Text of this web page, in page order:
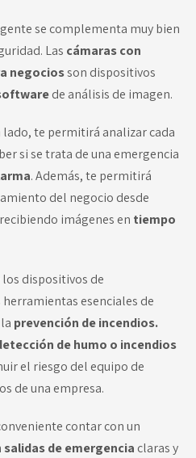
se complementa muy bien
Las cámaras con
negociosson dispositivos
de análisis de imagen.
lado, te permitirá analizar cada
si se trata de una emergencia
. Además, te permitirá
del negocio desde
imágenes en tiempo
los dispositivos de
herramientas esenciales de
prevención de incendios.
de humo o incendios
el riesgo del equipo de
de una empresa.
contar con un
salidas de emergencia claras y